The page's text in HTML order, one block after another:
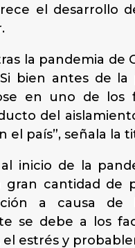
el desarrollo
la pandemia de
bien antes de
en uno de los
del
el país”, señala la
inicio de la
gran cantidad de
a causa
se debe a los
estrés y